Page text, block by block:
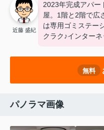
近藤 盛紀
2023年完成アパー
屋。1階と2階で広
は専用ゴミステー
クラク♪インター
無料
パノラマ画像